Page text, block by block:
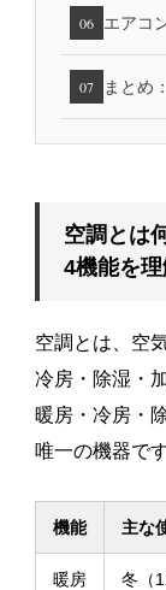
06 エアコ
07 まとめ
空調とは
4機能を
空調とは、空
冷房・除湿・
暖房・冷房・
唯一の機器です
機能 主な
暖房 冬（